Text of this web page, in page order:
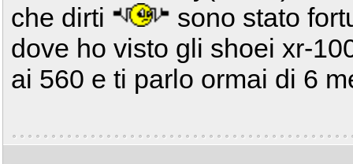
che dirti
sono stato
dove ho visto gli shoei xr-
ai 560 e ti parlo ormai di 6